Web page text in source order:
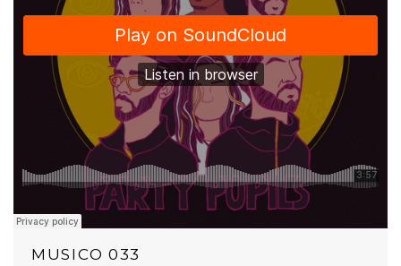
MUSICO 033